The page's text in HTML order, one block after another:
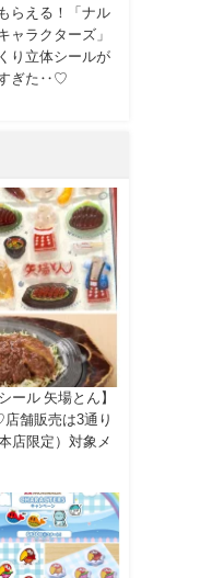
らえる！「ナル
ャラクターズ」
り立体シールが
ぎた‥♡
ール 矢場とん】
舗販売は3通り
店限定）対象メ